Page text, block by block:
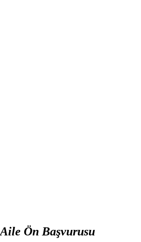
Ön Başvurusu